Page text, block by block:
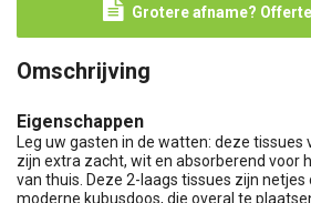
Grotere afname?
Omschrijving
Eigenschappen
Leg uw gasten in de watten: deze
zijn extra zacht, wit en absorberend voor
van thuis. Deze 2-laags tissues zijn netjes
moderne kubusdoos, die overal te